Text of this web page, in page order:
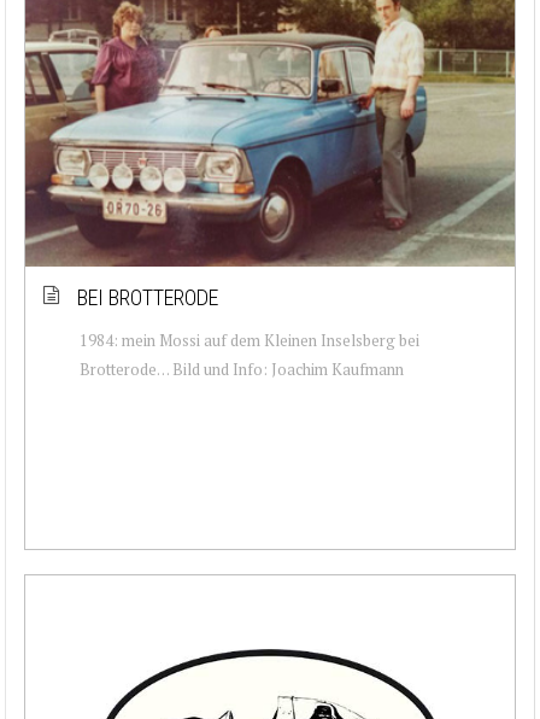
BEI BROTTERODE
1984: mein Mossi auf dem Kleinen Inselsberg bei
Brotterode… Bild und Info: Joachim Kaufmann